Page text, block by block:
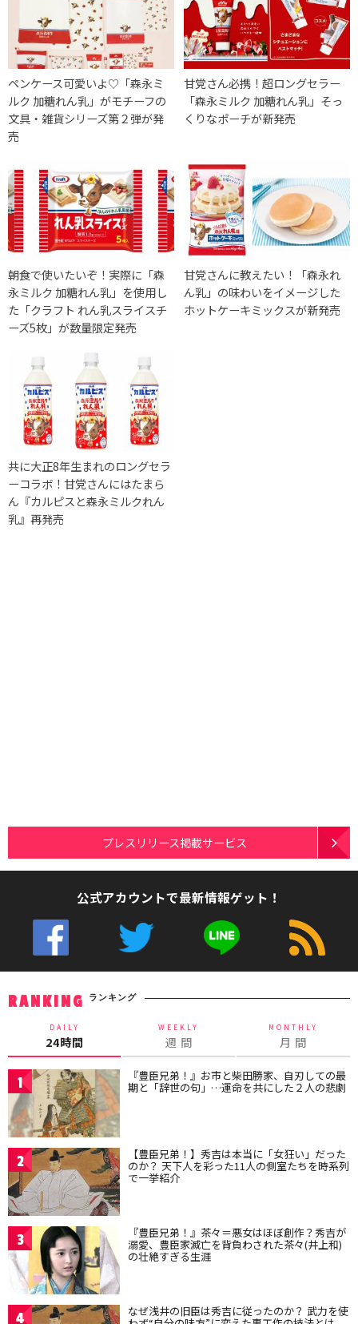
ペンケース可愛いよ♡「森永ミ
ルク 加糖れん乳」がモチーフの
文具・雑貨シリーズ第２弾が発
売
甘党さん必携！超ロングセラー
「森永ミルク 加糖れん乳」そっ
くりなポーチが新発売
朝食で使いたいぞ！実際に「森
永ミルク 加糖れん乳」を使用し
た「クラフト れん乳スライスチ
ーズ5枚」が数量限定発売
甘党さんに教えたい！「森永れ
ん乳」の味わいをイメージした
ホットケーキミックスが新発売
共に大正8年生まれのロングセラ
ーコラボ！甘党さんにはたまら
ん『カルピスと森永ミルクれん
乳』再発売
プレスリリース掲載サービス
公式アカウントで最新情報ゲット！
RANKING ランキング
DAILY
24時間
WEEKLY
週 間
MONTHLY
月 間
1 『豊臣兄弟！』お市と柴田勝家、自刃しての最
期と「辞世の句」…運命を共にした２人の悲劇
2 【豊臣兄弟！】秀吉は本当に「女狂い」だった
のか？ 天下人を彩った11人の側室たちを時系列
で一挙紹介
3 『豊臣兄弟！』茶々＝悪女はほぼ創作？秀吉が
溺愛、豊臣家滅亡を背負わされた茶々(井上和)
の壮絶すぎる生涯
4 なぜ浅井の旧臣は秀吉に従ったのか？ 武力を使